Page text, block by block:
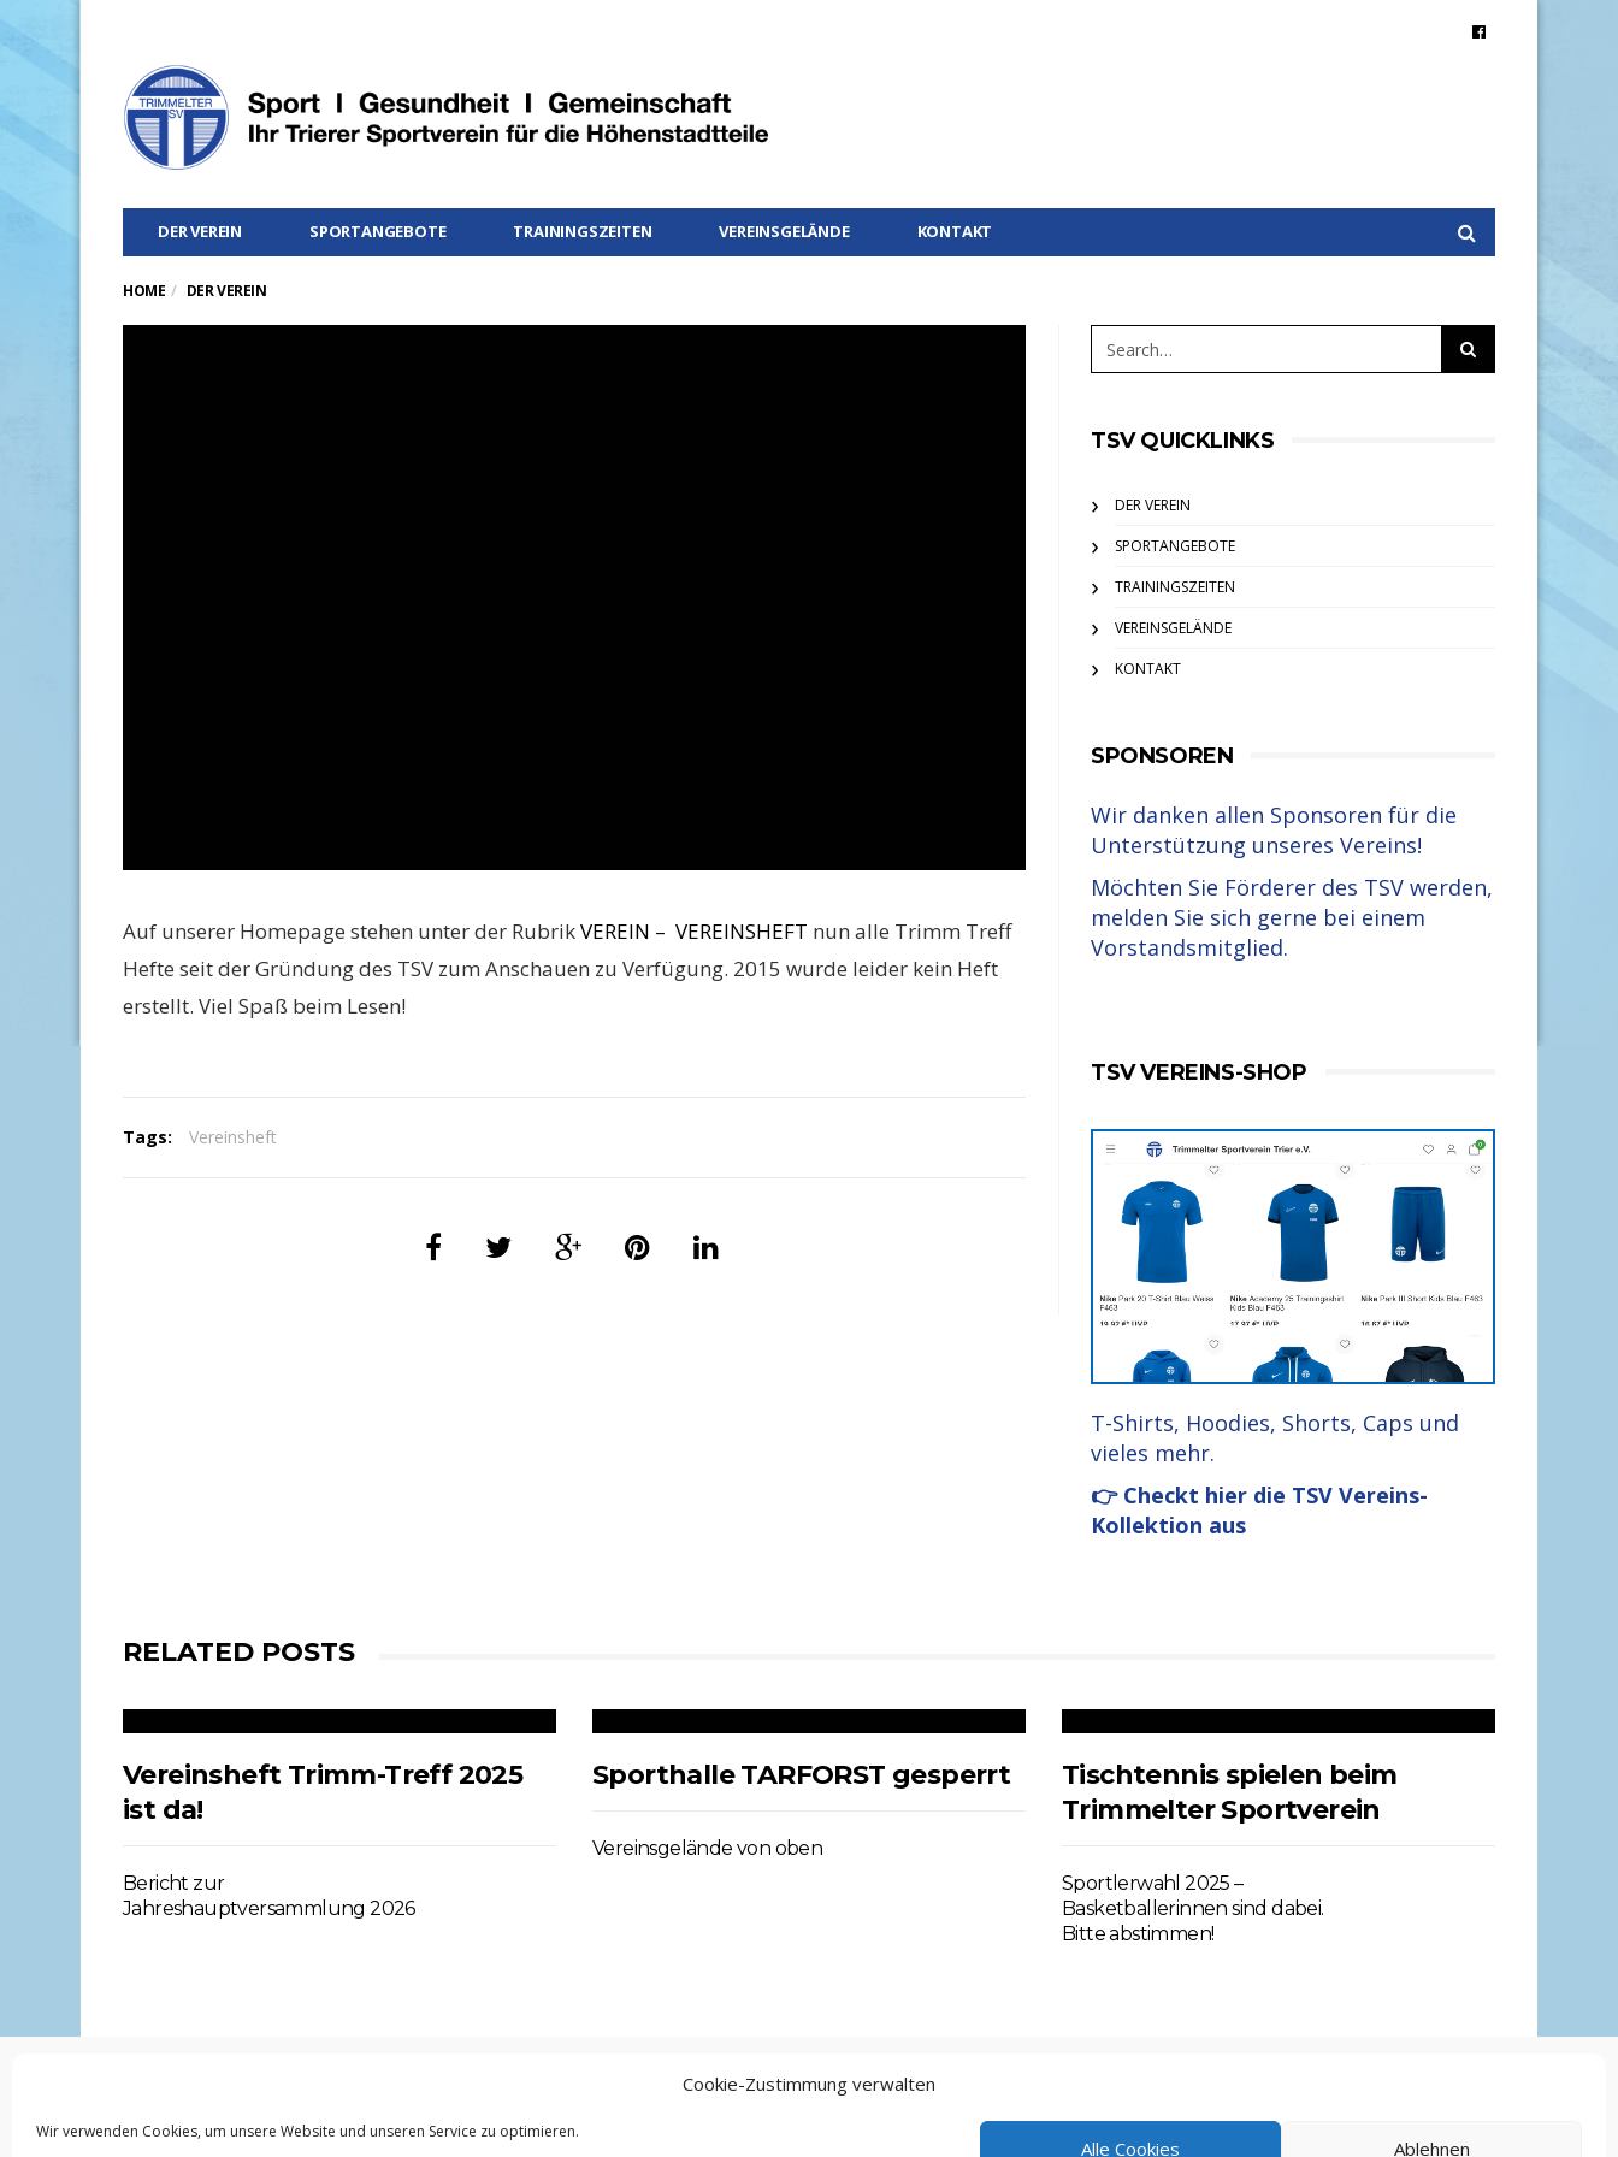
Cookie-Zustimmung verwalten
Wir verwenden Cookies, um unsere Website und unseren Service zu optimieren.
Alle Cookies Ablehnen
DER VEREIN SPORTANGEBOTE TRAININGSZEITEN VEREINSGELÄNDE KONTAKT
HOME DER VEREIN
Auf unserer Homepage stehen unter der RubrikVEREIN – VEREINSHEFT nun alle Trimm Treff
Hefte seit der Gründung des TSV zum Anschauen zu Verfügung. 2015 wurde leider kein Heft
erstellt. Viel Spaß beim Lesen!
Tags: Vereinsheft
TSV QUICKLINKS
DER VEREIN
SPORTANGEBOTE
TRAININGSZEITEN
VEREINSGELÄNDE
KONTAKT
SPONSOREN
Wir danken allen Sponsoren für die
Unterstützung unseres Vereins!
Möchten Sie Förderer des TSV werden,
melden Sie sich gerne bei einem
Vorstandsmitglied.
TSV VEREINS-SHOP
T-Shirts, Hoodies, Shorts, Caps und
vieles mehr.
👉 Checkt hier die TSV Vereins-
Kollektion aus
RELATED POSTS
Vereinsheft Trimm-Treff 2025
ist da!
Bericht zur
Jahreshauptversammlung 2026
Sporthalle TARFORST gesperrt
Vereinsgelände von oben
Tischtennis spielen beim
Trimmelter Sportverein
Sportlerwahl 2025 –
Basketballerinnen sind dabei.
Bitte abstimmen!